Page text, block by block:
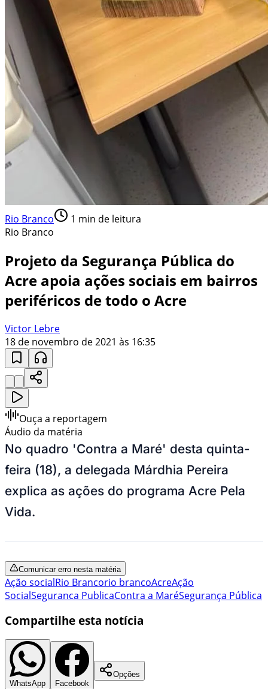
Rio Branco 1 min de leitura
Rio Branco
Projeto da Segurança Pública do
Acre apoia ações sociais em bairros
periféricos de todo o Acre
Victor Lebre
18 de novembro de 2021 às 16:35
Ouça a reportagem
Áudio da matéria
No quadro 'Contra a Maré' desta quinta-
feira (18), a delegada Márdhia Pereira
explica as ações do programa Acre Pela
Vida.
Comunicar erro nesta matéria
Ação socialRio Brancorio brancoAcreAção
SocialSeguranca PublicaContra a MaréSegurança Pública
Compartilhe esta notícia
WhatsApp Facebook
Opções